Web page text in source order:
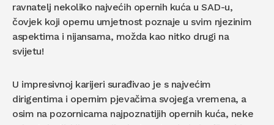
ravnatelj nekoliko najvećih opernih kuća u SAD-u,
čovjek koji opernu umjetnost poznaje u svim njezinim
aspektima i nijansama, možda kao nitko drugi na
svijetu!
U impresivnoj karijeri surađivao je s najvećim
dirigentima i opernim pjevačima svojega vremena, a
osim na pozornicama najpoznatijih opernih kuća, neke